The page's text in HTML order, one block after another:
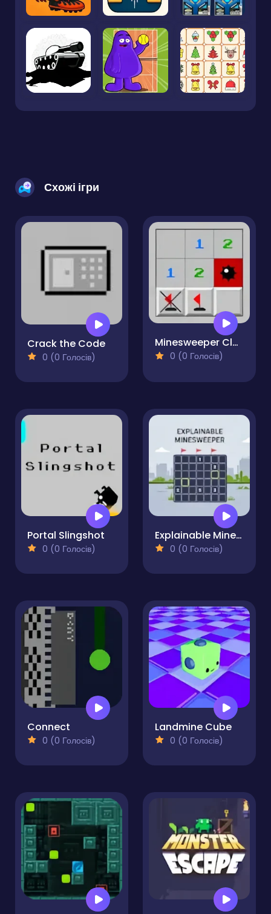
Схожі ігри
Crack the Code
0 (0 Голосів)
Minesweeper Classic
0 (0 Голосів)
Portal Slingshot
0 (0 Голосів)
Explainable Minesweeper
0 (0 Голосів)
Connect
0 (0 Голосів)
Landmine Cube
0 (0 Голосів)